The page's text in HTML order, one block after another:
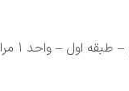
۱ مراجعه نمایند.